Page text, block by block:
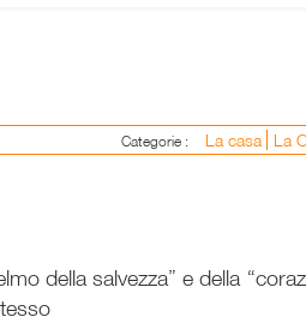
Categorie : La casa La
della salvezza” e della